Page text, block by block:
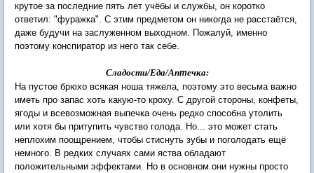
крутое за последние пять лет учёбы и службы, он коротко
ответил: "фуражка". С этим предметом он никогда не расстаётся,
даже будучи на заслуженном выходном. Пожалуй, именно
поэтому конспиратор из него так себе.
Сладости/Еда/Аптечка:
На пустое брюхо всякая ноша тяжела, поэтому это весьма важно
иметь про запас хоть какую-то кроху. С другой стороны, конфеты,
ягоды и всевозможная выпечка очень редко способна утолить
или хотя бы притупить чувство голода. Но... это может стать
неплохим поощрением, чтобы стиснуть зубы и поголодать ещё
немного. В редких случаях сами яства обладают
положительными эффектами. Но в основном они нужны просто